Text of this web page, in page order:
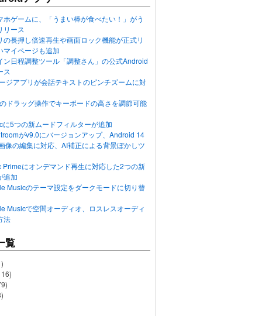
ホゲームに、「うまい棒が食べたい！」がう
リース
の長押し倍速再生や画面ロック機能が正式リ
マイページも追加
ン日程調整ツール「調整さん」の公式Android
ス
ジアプリが会話テキストのピンチズームに対
ドラッグ操作でキーボードの高さを調節可能
に5つの新ムードフィルターが追加
がv9.0にバージョンアップ、Android 14
像の編集に対応、AI補正による背景ぼかしツ
Primeにオンデマンド再生に対応した2つの新
追加
Musicのテーマ設定をダークモードに切り替
Musicで空間オーディオ、ロスレスオーディ
法
覧